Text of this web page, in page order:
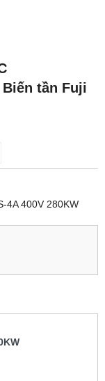
Biến tần Fuji
4A 400V 280KW